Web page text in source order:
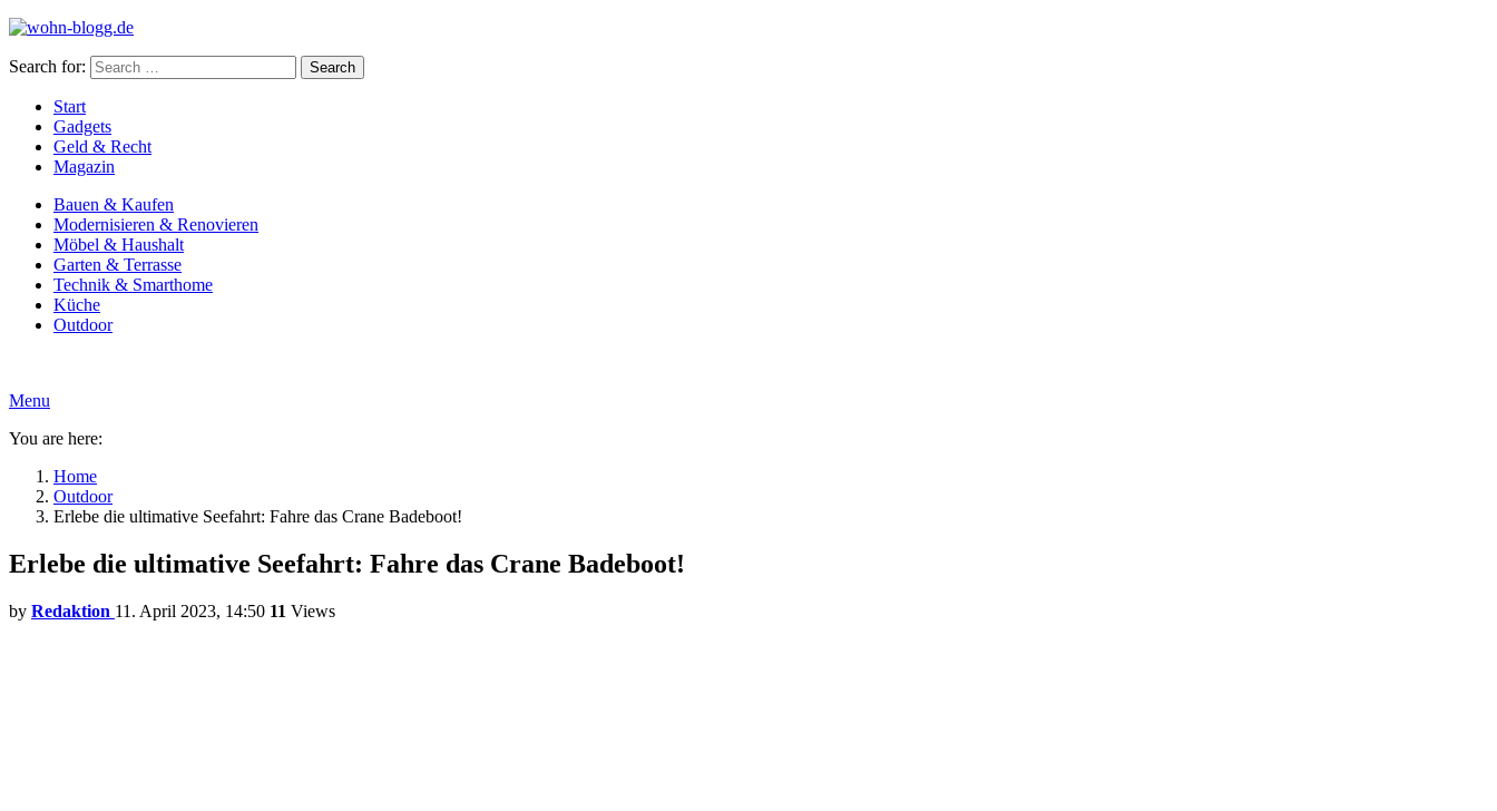
Search for: Search
Start
Gadgets
Geld & Recht
Magazin
Bauen & Kaufen
Modernisieren & Renovieren
Möbel & Haushalt
Garten & Terrasse
Technik & Smarthome
Küche
Outdoor
Menu
You are here:
Home
Outdoor
Erlebe die ultimative Seefahrt: Fahre das Crane Badeboot!
Erlebe die ultimative Seefahrt: Fahre das Crane Badeboot!
by Redaktion 11. April 2023, 14:50 11 Views